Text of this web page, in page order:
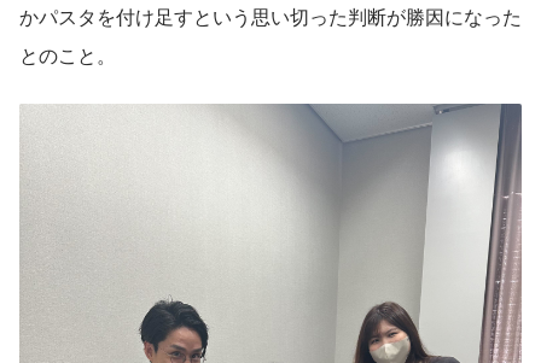
かパスタを付け足すという思い切った判断が勝因になった
とのこと。